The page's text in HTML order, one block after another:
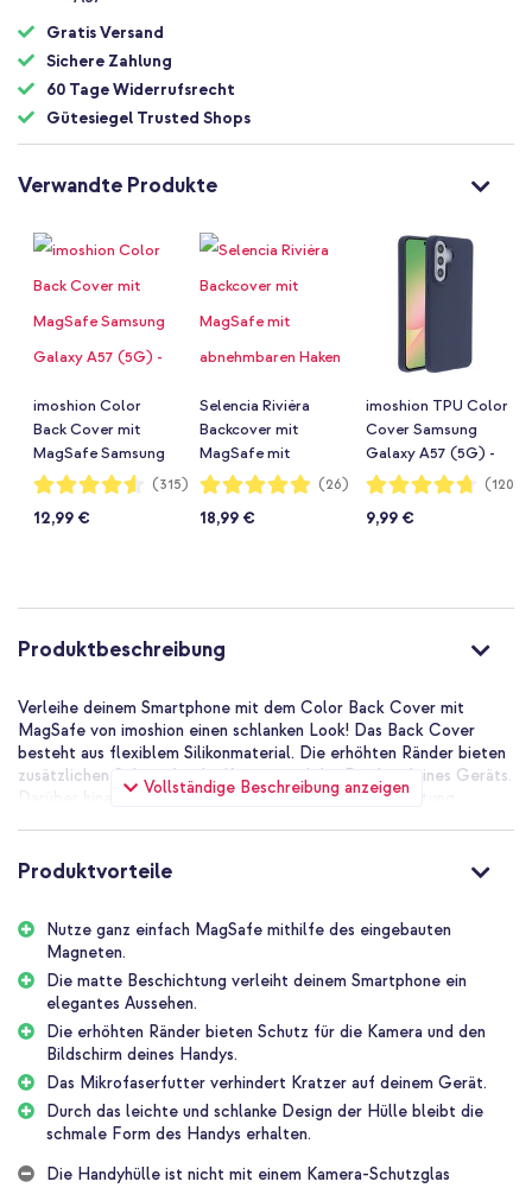
Gratis Versand
Sichere Zahlung
60 Tage Widerrufsrecht
Gütesiegel Trusted Shops
Verwandte Produkte
imoshion Color
Back Cover mit
MagSafe Samsung
Galaxy A57 (5G) -
Bewertung:
91%
(315)
12,99 €
Selencia Rivièra
Backcover mit
MagSafe mit
abnehmbaren Haken
A57 (5G) - Powder
Bewertung:
98%
(26)
18,99 €
imoshion TPU Color
Cover Samsung
Galaxy A57 (5G) -
Dunkelblau
Bewertung:
94%
(1204)
9,99 €
Produktbeschreibung
Vollständige Beschreibung anzeigen
Verleihe deinem Smartphone mit dem Color Back Cover mit
MagSafe von imoshion einen schlanken Look! Das Back Cover
besteht aus flexiblem Silikonmaterial. Die erhöhten Ränder bieten
zusätzlichen Schutz für die Kamera und das Display deines Geräts.
Darüber hinaus ist die Hülle mit einer matten Beschichtung
Gerät. Die Hülle verfügt über eine integrierte MagSafe-Funktion,
Form bei.
Täglicher Schutz für dein Smartphone
Die Handyhülle besteht aus flexiblem Silikonmaterial. Das
Silikonmaterial hat eine stoßdämpfende Wirkung und sorgt für den
täglichen Schutz deines Smartphones. Dank der erhöhten Ränder
sind auch dein Bildschirm und deine Kamera sicher vor Stürzen
oder Stößen geschützt. Darüber hinaus hat die Hülle eine
Mikrofaser-Innenseite, die Kratzer auf der Rückseite deines
Geräts verhindert.
Geeignet für MagSafe
Produktvorteile
Nutze ganz einfach MagSafe mithilfe des eingebauten
Magneten.
Die matte Beschichtung verleiht deinem Smartphone ein
elegantes Aussehen.
Die erhöhten Ränder bieten Schutz für die Kamera und den
Bildschirm deines Handys.
Das Mikrofaserfutter verhindert Kratzer auf deinem Gerät.
Durch das leichte und schlanke Design der Hülle bleibt die
schmale Form des Handys erhalten.
Die Handyhülle ist nicht mit einem Kamera-Schutzglas